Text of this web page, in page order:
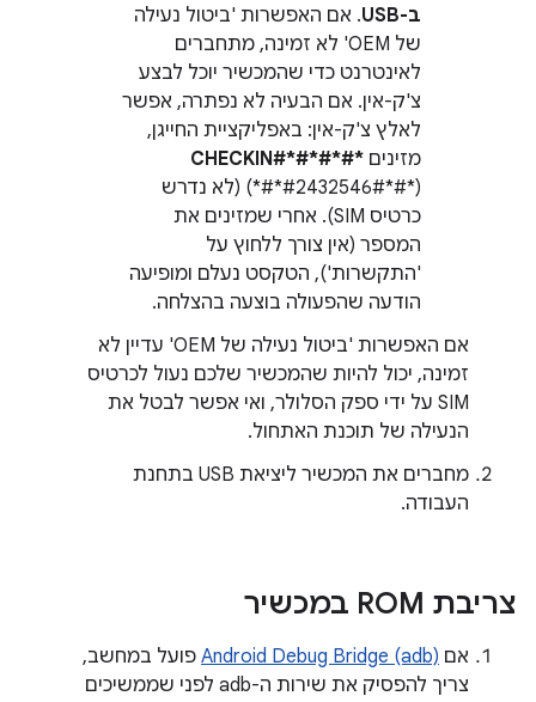
ב-USB
. אם האפשרות 'ביטול נעילה
של OEM' לא זמינה, מתחברים
לאינטרנט כדי שהמכשיר יוכל לבצע
צ'ק-אין. אם הבעיה לא נפתרה, אפשר
לאלץ צ'ק-אין: באפליקציית החייגן,
מזינים *#*#CHECKIN#*#*
(*#*#2432546#*#*) (לא נדרש
כרטיס SIM). אחרי שמזינים את
המספר (אין צורך ללחוץ על
'התקשרות'), הטקסט נעלם ומופיעה
הודעה שהפעולה בוצעה בהצלחה.
אם האפשרות 'ביטול נעילה של OEM' עדיין לא
זמינה, יכול להיות שהמכשיר שלכם נעול לכרטיס
SIM על ידי ספק הסלולר, ואי אפשר לבטל את
הנעילה של תוכנת האתחול.
מחברים את המכשיר ליציאת USB בתחנת
העבודה.
צריבת ROM במכשיר
אם Android Debug Bridge (adb) פועל במחשב,
צריך להפסיק את שירות ה-adb לפני שממשיכים